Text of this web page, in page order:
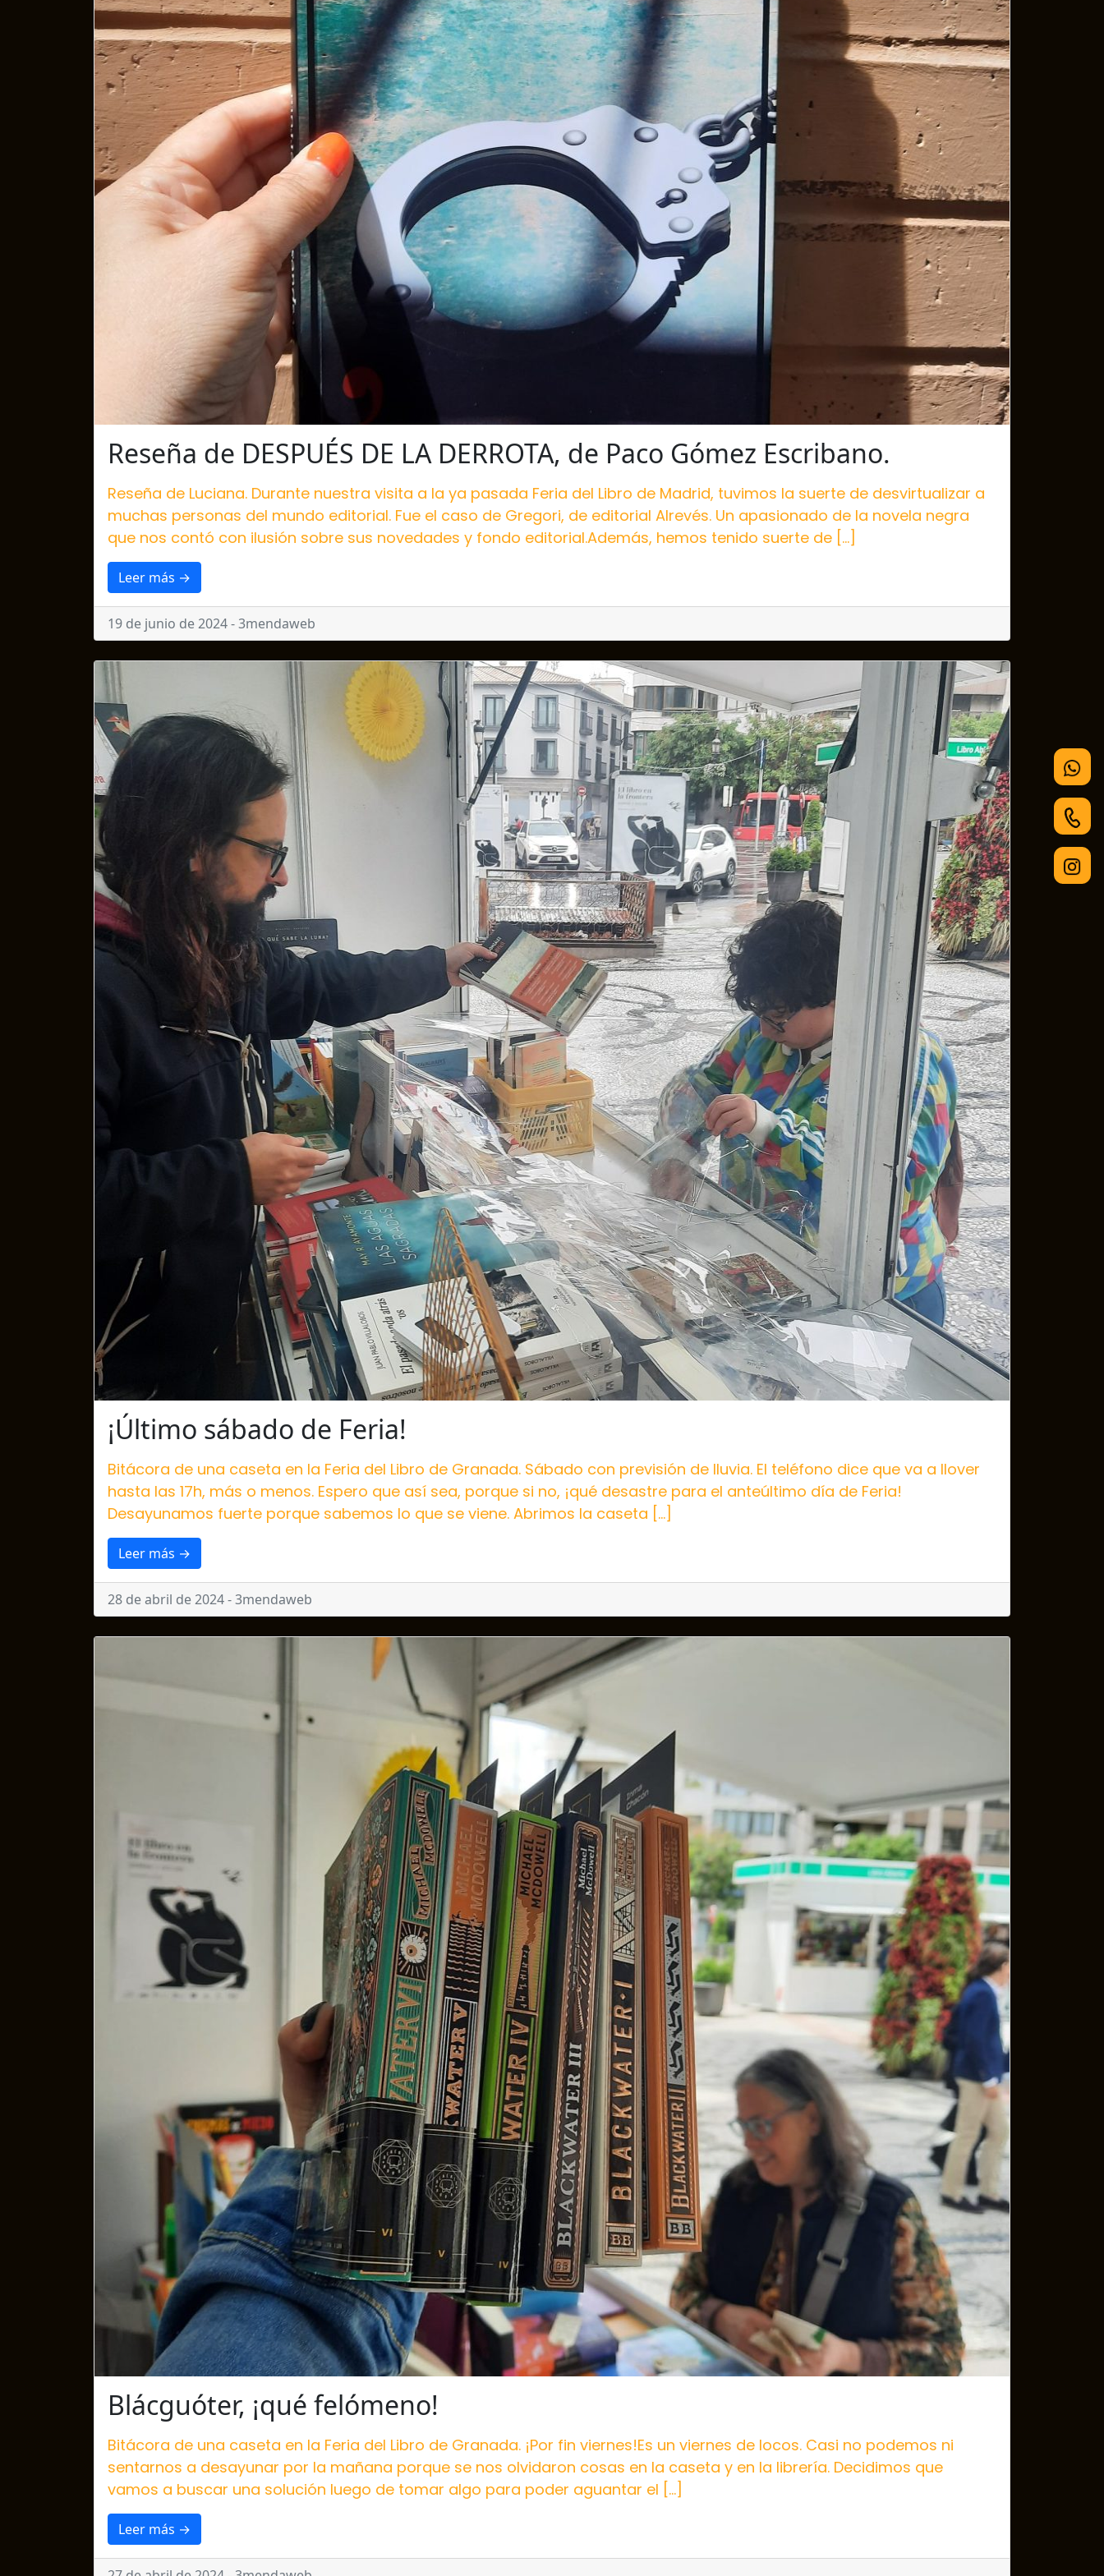
Reseña de DESPUÉS DE LA DERROTA, de Paco Gómez Escribano.
Reseña de Luciana. Durante nuestra visita a la ya pasada Feria del Libro de Madrid, tuvimos la suerte de desvirtualizar a
muchas personas del mundo editorial. Fue el caso de Gregori, de editorial Alrevés. Un apasionado de la novela negra
que nos contó con ilusión sobre sus novedades y fondo editorial.Además, hemos tenido suerte de […]
Leer más →
19 de junio de 2024 - 3mendaweb
¡Último sábado de Feria!
Bitácora de una caseta en la Feria del Libro de Granada. Sábado con previsión de lluvia. El teléfono dice que va a llover
hasta las 17h, más o menos. Espero que así sea, porque si no, ¡qué desastre para el anteúltimo día de Feria!
Desayunamos fuerte porque sabemos lo que se viene. Abrimos la caseta […]
Leer más →
28 de abril de 2024 - 3mendaweb
Blácguóter, ¡qué felómeno!
Bitácora de una caseta en la Feria del Libro de Granada. ¡Por fin viernes!Es un viernes de locos. Casi no podemos ni
sentarnos a desayunar por la mañana porque se nos olvidaron cosas en la caseta y en la librería. Decidimos que
vamos a buscar una solución luego de tomar algo para poder aguantar el […]
Leer más →